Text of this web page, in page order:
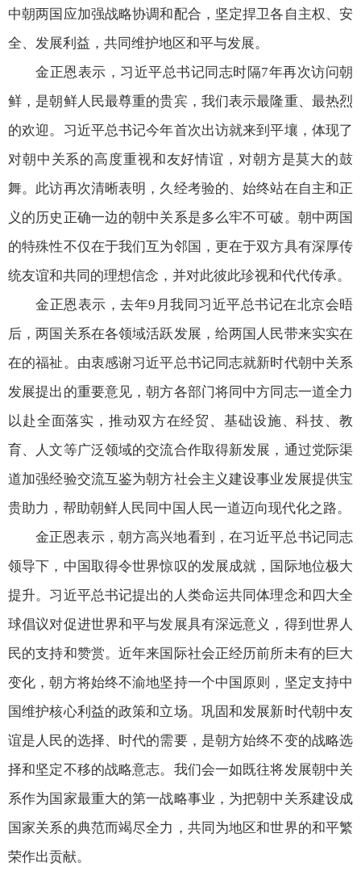
中朝两国应加强战略协调和配合，坚定捍卫各自主权、安
全、发展利益，共同维护地区和平与发展。
金正恩表示，习近平总书记同志时隔7年再次访问朝
鲜，是朝鲜人民最尊重的贵宾，我们表示最隆重、最热烈
的欢迎。习近平总书记今年首次出访就来到平壤，体现了
对朝中关系的高度重视和友好情谊，对朝方是莫大的鼓
舞。此访再次清晰表明，久经考验的、始终站在自主和正
义的历史正确一边的朝中关系是多么牢不可破。朝中两国
的特殊性不仅在于我们互为邻国，更在于双方具有深厚传
统友谊和共同的理想信念，并对此彼此珍视和代代传承。
金正恩表示，去年9月我同习近平总书记在北京会晤
后，两国关系在各领域活跃发展，给两国人民带来实实在
在的福祉。由衷感谢习近平总书记同志就新时代朝中关系
发展提出的重要意见，朝方各部门将同中方同志一道全力
以赴全面落实，推动双方在经贸、基础设施、科技、教
育、人文等广泛领域的交流合作取得新发展，通过党际渠
道加强经验交流互鉴为朝方社会主义建设事业发展提供宝
贵助力，帮助朝鲜人民同中国人民一道迈向现代化之路。
金正恩表示，朝方高兴地看到，在习近平总书记同志
领导下，中国取得令世界惊叹的发展成就，国际地位极大
提升。习近平总书记提出的人类命运共同体理念和四大全
球倡议对促进世界和平与发展具有深远意义，得到世界人
民的支持和赞赏。近年来国际社会正经历前所未有的巨大
变化，朝方将始终不渝地坚持一个中国原则，坚定支持中
国维护核心利益的政策和立场。巩固和发展新时代朝中友
谊是人民的选择、时代的需要，是朝方始终不变的战略选
择和坚定不移的战略意志。我们会一如既往将发展朝中关
系作为国家最重大的第一战略事业，为把朝中关系建设成
国家关系的典范而竭尽全力，共同为地区和世界的和平繁
荣作出贡献。